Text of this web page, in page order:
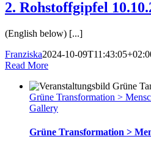
2. Rohstoffgipfel
(English below) [...]
Franziska2024-10-
Read More
Grüne Transformation >
Gallery
Grüne Transformation >